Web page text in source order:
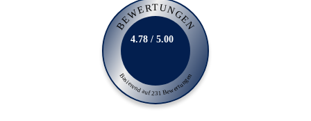
BEWERTUNGEN
Basierend auf 231 Bewertungen
4.78 / 5.00